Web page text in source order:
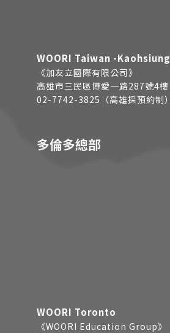
WOORI Taiwan -Kaohsiung
《加友立國際有限公司》
高雄市三民區博愛一路287號4樓
02-7742-3825（高雄採預約制）
多倫多總部
WOORI Toronto
《WOORI Education Group》